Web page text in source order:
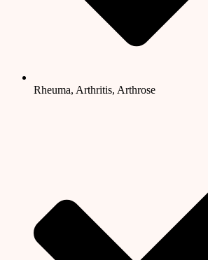
Rheuma, Arthritis, Arthrose